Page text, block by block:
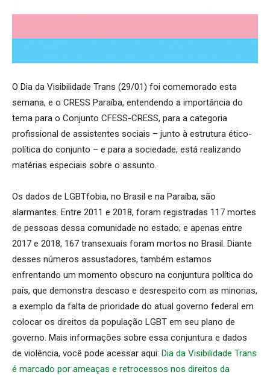
O Dia da Visibilidade Trans (29/01) foi comemorado esta
semana, e o CRESS Paraíba, entendendo a importância do
tema para o Conjunto CFESS-CRESS, para a categoria
profissional de assistentes sociais – junto à estrutura ético-
política do conjunto – e para a sociedade, está realizando
matérias especiais sobre o assunto.
Os dados de LGBTfobia, no Brasil e na Paraíba, são
alarmantes. Entre 2011 e 2018, foram registradas 117 mortes
de pessoas dessa comunidade no estado; e apenas entre
2017 e 2018, 167 transexuais foram mortos no Brasil. Diante
desses números assustadores, também estamos
enfrentando um momento obscuro na conjuntura política do
país, que demonstra descaso e desrespeito com as minorias,
a exemplo da falta de prioridade do atual governo federal em
colocar os direitos da população LGBT em seu plano de
governo. Mais informações sobre essa conjuntura e dados
de violência, você pode acessar aqui: Dia da Visibilidade Trans
é marcado por ameaças e retrocessos nos direitos da